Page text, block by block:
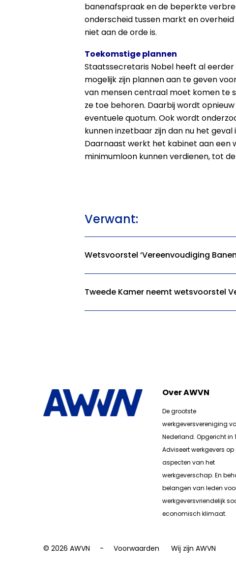
banenafspraak en de beperkte
onderscheid tussen markt en
niet aan de orde is.
Toekomstige plannen
Staatssecretaris Nobel heeft al
mogelijk zijn plannen aan te geven
van mensen centraal moet komen te
ze toe behoren. Daarbij wordt
eventuele quotum. Ook wordt
kunnen inzetbaar zijn dan nu het geval
Daarnaast werkt het kabinet aan een
minimumloon kunnen verdienen, tot
Verwant:
Wetsvoorstel ‘Vereenvoudiging
Tweede Kamer neemt wetsvoorstel
Over AWVN
De grootste
werkgeversvereniging
Nederland. Opgericht in
Adviseert werkgevers op
aspecten van het
werkgeverschap. En b
belangen van leden
werkgeversvriendelijk
economisch klimaat.
© 2026 AWVN Voorwaarden Wij zijn AWVN